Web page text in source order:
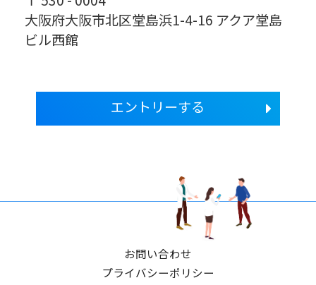
大阪府大阪市北区堂島浜1-4-16 アクア堂島
ビル西館
エントリーする
お問い合わせ
プライバシーポリシー